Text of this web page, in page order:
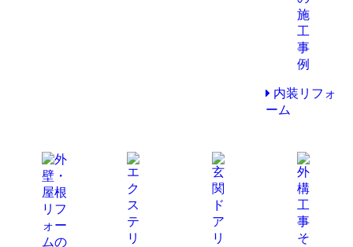
内装リフォ
ーム